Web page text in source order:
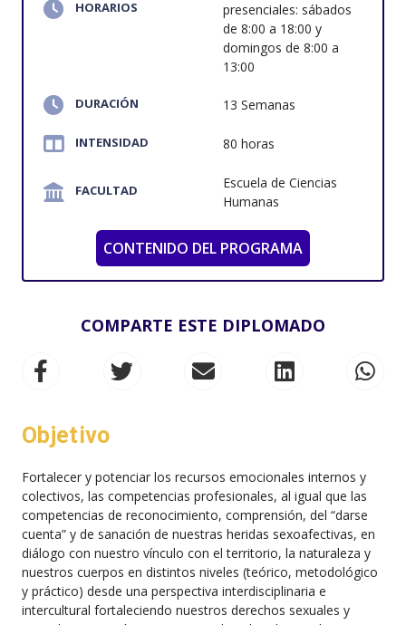
HORARIOS
presenciales: sábados
de 8:00 a 18:00 y
domingos de 8:00 a
13:00
DURACIÓN 13 Semanas
INTENSIDAD 80 horas
FACULTAD
Escuela de Ciencias
Humanas
CONTENIDO DEL PROGRAMA
COMPARTE ESTE DIPLOMADO
Objetivo
Fortalecer y potenciar los recursos emocionales internos y
colectivos, las competencias profesionales, al igual que las
competencias de reconocimiento, comprensión, del “darse
cuenta” y de sanación de nuestras heridas sexoafectivas, en
diálogo con nuestro vínculo con el territorio, la naturaleza y
nuestros cuerpos en distintos niveles (teórico, metodológico
y práctico) desde una perspectiva interdisciplinaria e
intercultural fortaleciendo nuestros derechos sexuales y